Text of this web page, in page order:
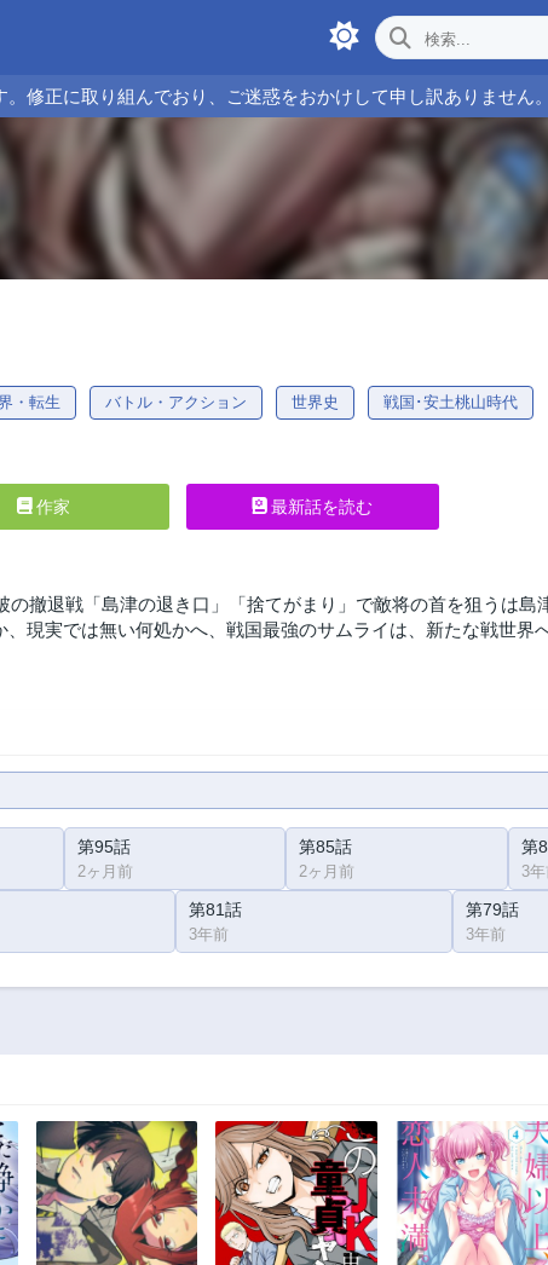
修正に取り組んでおり、ご迷惑をおかけして申し訳ありません。
・転生 バトル・アクション 世界史 戦国･安土桃山時代
作家 最新話を読む
撤退戦「島津の退き口」「捨てがまり」で敵将の首を狙うは島
現実では無い何処かへ、戦国最強のサムライは、新たな戦世界
第95話
2ヶ月前
第85話
2ヶ月前
第
3
第81話
3年前
第79話
3年前